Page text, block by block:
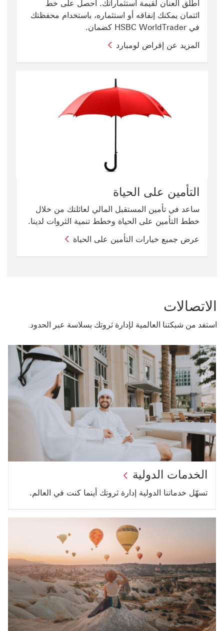
أطلق العنان لقيمة استثماراتك. احصل على خط
ائتمان يمكنك إنفاقه أو استثماره، باستخدام محفظتك
في HSBC WorldTrader كضمان.
المزيد عن ‏‫إقراض لومبارد‬
التأمين على الحياة
ساعد في تأمين المستقبل المالي لعائلتك من خلال
خطط التأمين على الحياة وخطط تنمية الثروات لدينا.
عرض جميع خيارات التأمين على الحياة
الاتصالات
استفد من شبكتنا العالمية لإدارة ثروتك بسلاسة عبر الحدود.
الخدمات الدولية
تسهّل خدماتنا الدولية إدارة ثروتك أينما كنت في العالم.